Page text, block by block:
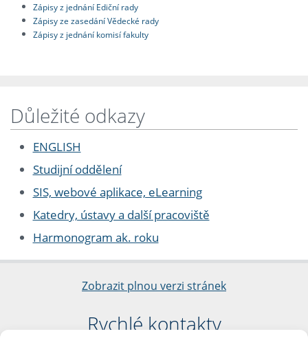
Zápisy z jednání Ediční rady
Zápisy ze zasedání Vědecké rady
Zápisy z jednání komisí fakulty
Důležité odkazy
ENGLISH
Studijní oddělení
SIS, webové aplikace, eLearning
Katedry, ústavy a další pracoviště
Harmonogram ak. roku
Zobrazit plnou verzi stránek
Rychlé kontakty